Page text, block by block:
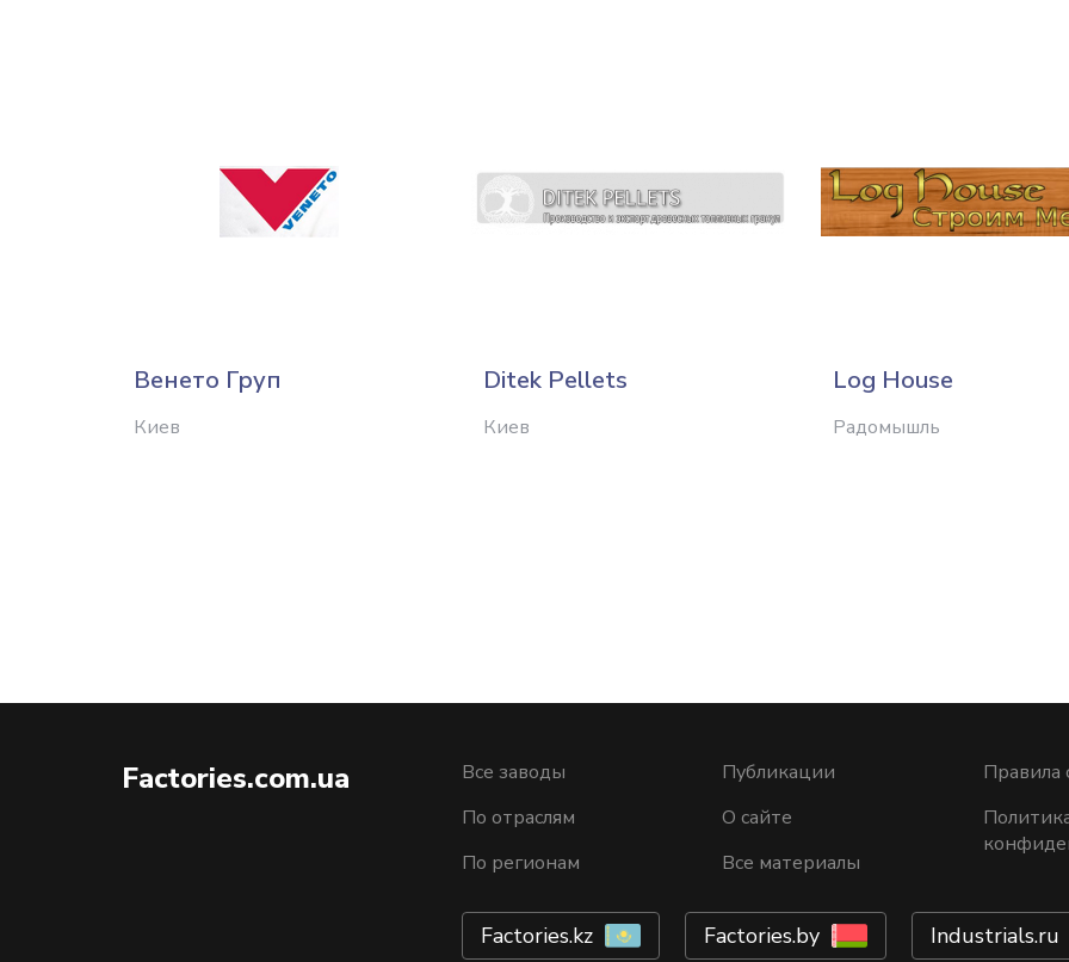
Венето Груп
Киев
Ditek Pellets
Киев
Log House
Радомышль
Factories.com.ua
Все заводы
По отраслям
По регионам
Публикации
О сайте
Все материалы
Правила
Factories.kz Factories.by Industrials.ru